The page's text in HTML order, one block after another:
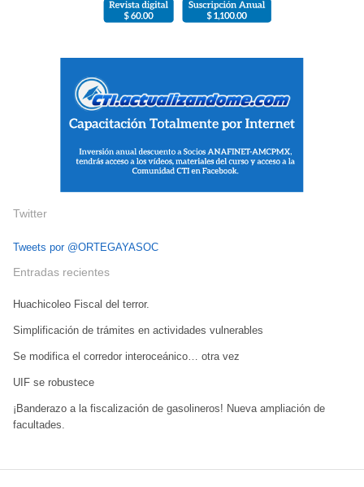
Twitter
Tweets por @ORTEGAYASOC
Entradas recientes
Huachicoleo Fiscal del terror.
Simplificación de trámites en actividades vulnerables
Se modifica el corredor interoceánico… otra vez
UIF se robustece
¡Banderazo a la fiscalización de gasolineros! Nueva ampliación de
facultades.